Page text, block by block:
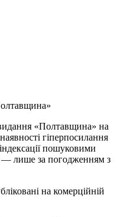
«Полтавщина» на
гіперпосилання
пошуковими
— лише за погодженням з
на комерційній